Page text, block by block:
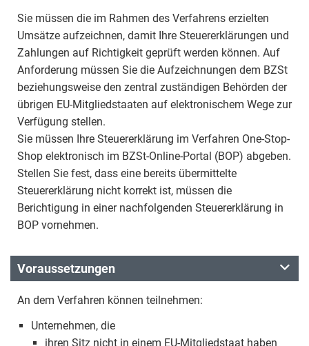
Sie müssen die im Rahmen des Verfahrens erzielten
Umsätze aufzeichnen, damit Ihre Steuererklärungen und
Zahlungen auf Richtigkeit geprüft werden können. Auf
Anforderung müssen Sie die Aufzeichnungen dem BZSt
beziehungsweise den zentral zuständigen Behörden der
übrigen EU-Mitgliedstaaten auf elektronischem Wege zur
Verfügung stellen.
Sie müssen Ihre Steuererklärung im Verfahren One-Stop-
Shop elektronisch im BZSt-Online-Portal (BOP) abgeben.
Stellen Sie fest, dass eine bereits übermittelte
Steuererklärung nicht korrekt ist, müssen die
Berichtigung in einer nachfolgenden Steuererklärung in
BOP vornehmen.
Voraussetzungen
An dem Verfahren können teilnehmen:
Unternehmen, die
ihren Sitz nicht in einem EU-Mitgliedstaat haben